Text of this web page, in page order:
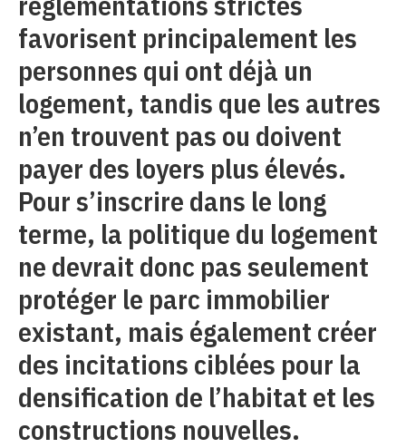
favorisent principalement les
personnes qui ont déjà un
logement, tandis que les autres
n’en trouvent pas ou doivent
payer des loyers plus élevés.
Pour s’inscrire dans le long
terme, la politique du logement
ne devrait donc pas seulement
protéger le parc immobilier
existant, mais également créer
des incitations ciblées pour la
densification de l’habitat et les
constructions nouvelles.